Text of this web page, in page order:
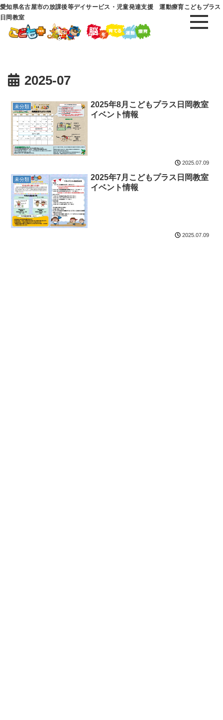
愛知県名古屋市の放課後等デイサービス・児童発達支援 運動療育こどもプラス
日岡教室
2025-07
未分類
2025年8月こどもプラス日岡教室
イベント情報
2025.07.09
未分類
2025年7月こどもプラス日岡教室
イベント情報
2025.07.09